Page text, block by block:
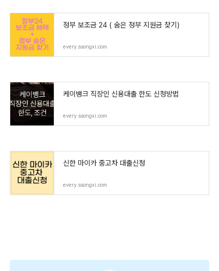
정부 보조금 24 ( 숨은 정부 지원금 찾기)
every.ssongxi.com
케이뱅크 직장인 신용대출 한도 신청방법
every.ssongxi.com
신한 마이카 중고차 대출신청
every.ssongxi.com